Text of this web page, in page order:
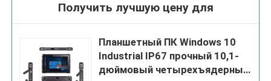
Получить лучшую цену для
Планшетный ПК Windows 10
Industrial IP67 прочный 10,1-
дюймовый четырехъядерный